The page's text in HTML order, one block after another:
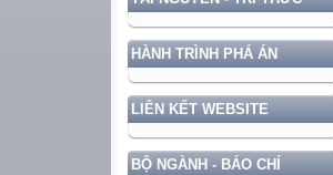
HÀNH TRÌNH PHÁ ÁN
LIÊN KẾT WEBSITE
BỘ NGÀNH - BÁO CHÍ